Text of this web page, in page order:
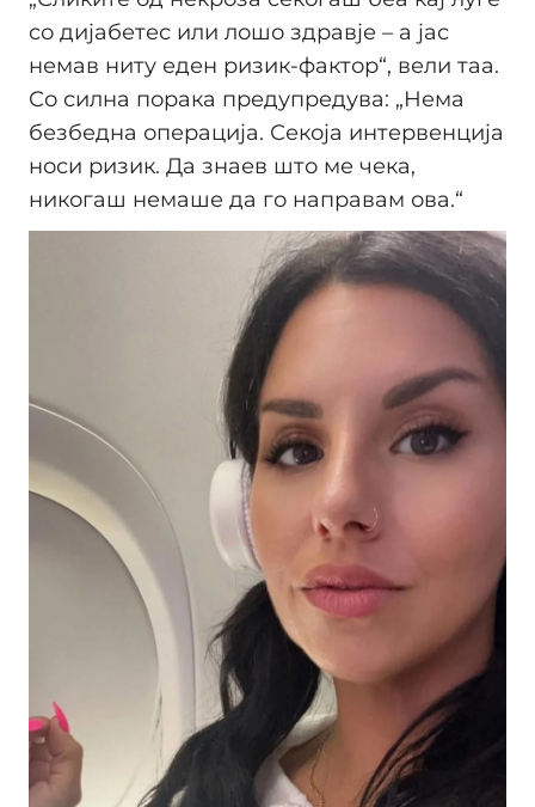
со дијабетес или лошо здравје – а јас
немав ниту еден ризик-фактор“, вели таа.
Со силна порака предупредува: „Нема
безбедна операција. Секоја интервенција
носи ризик. Да знаев што ме чека,
никогаш немаше да го направам ова.“